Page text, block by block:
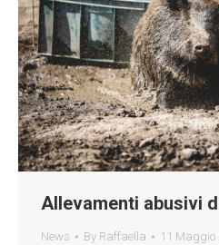
Allevamenti abusivi
News By Raffaella 11 Maggio